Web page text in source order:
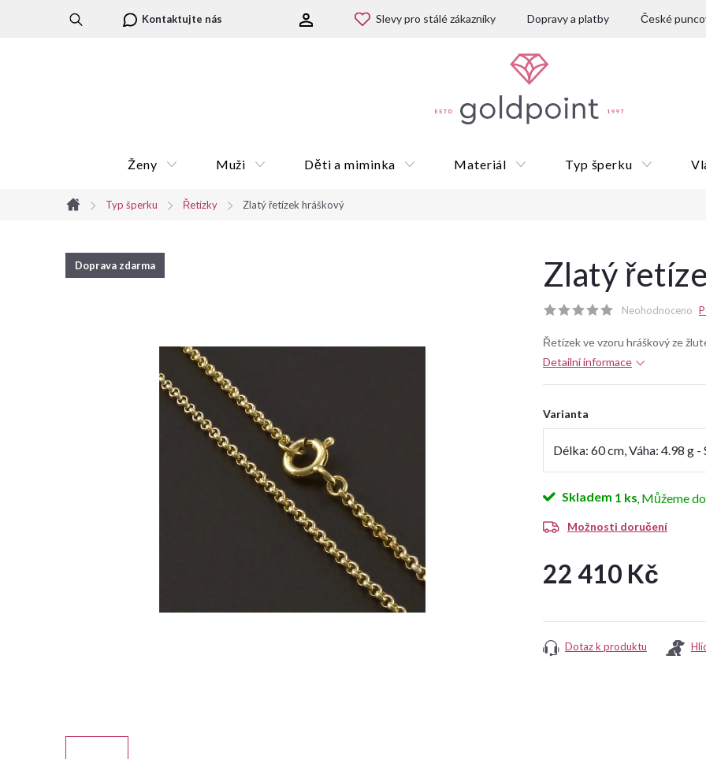
Kontaktujte nás Slevy pro stálé zákazníky Dopravy a platby České
Ženy Muži Děti a miminka Materiál Typ šperku
Domů
Typ šperku Řetízky Zlatý řetízek hráškový
Doprava zdarma Zlatý
Neohodnoceno
Řetízek ve vzoru hráškový ze
Detailní informace
Varianta
Skladem 1 ks
Možnosti doručení
22 410 Kč
Dotaz k produktu